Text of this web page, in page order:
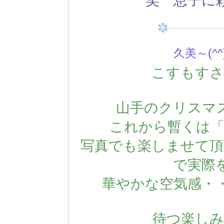
久美～
こすもす
山手のクリスマ
これから暫くは
写真でも楽しませて
で実際
華やかな空気感・
待つ楽し